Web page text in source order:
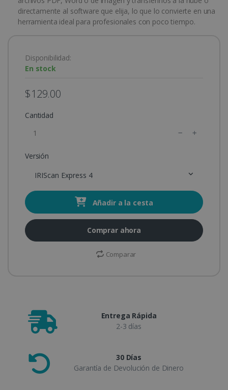
directamente al software que elija, lo que lo convierte en una
herramienta ideal para profesionales con poco tiempo.
Disponibilidad:
En stock
$129.00
Cantidad
Versión
IRIScan Express 4
Añadir a la cesta
Comprar ahora
Comparar
Entrega Rápida
2-3 días
30 Días
Garantía de Devolución de Dinero